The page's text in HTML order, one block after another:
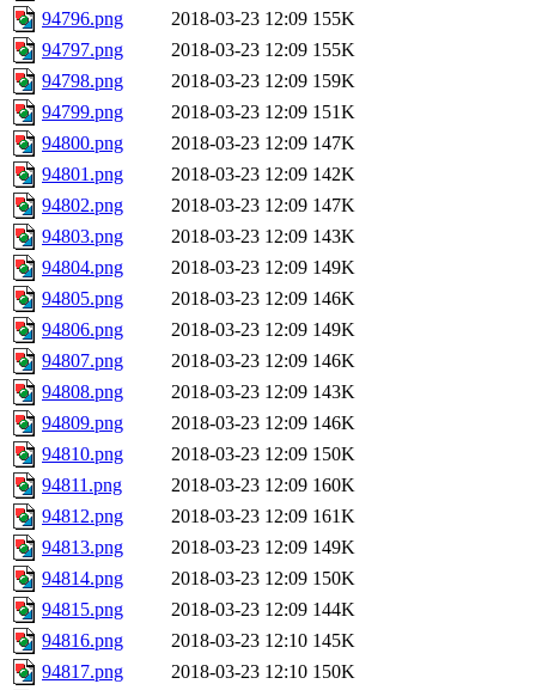
94796.png
2018-03-23 12:09 155K
94797.png
2018-03-23 12:09 155K
94798.png
2018-03-23 12:09 159K
94799.png
2018-03-23 12:09 151K
94800.png
2018-03-23 12:09 147K
94801.png
2018-03-23 12:09 142K
94802.png
2018-03-23 12:09 147K
94803.png
2018-03-23 12:09 143K
94804.png
2018-03-23 12:09 149K
94805.png
2018-03-23 12:09 146K
94806.png
2018-03-23 12:09 149K
94807.png
2018-03-23 12:09 146K
94808.png
2018-03-23 12:09 143K
94809.png
2018-03-23 12:09 146K
94810.png
2018-03-23 12:09 150K
94811.png
2018-03-23 12:09 160K
94812.png
2018-03-23 12:09 161K
94813.png
2018-03-23 12:09 149K
94814.png
2018-03-23 12:09 150K
94815.png
2018-03-23 12:09 144K
94816.png
2018-03-23 12:10 145K
94817.png
2018-03-23 12:10 150K